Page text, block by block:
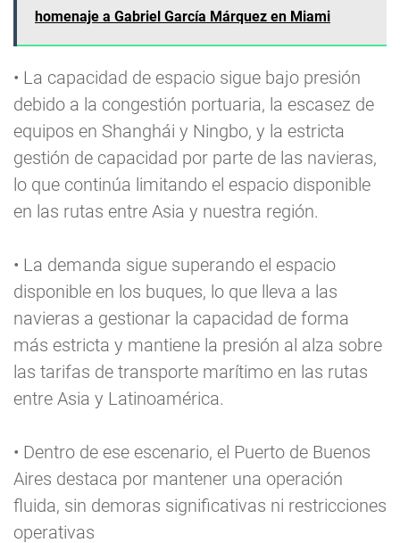
homenaje a Gabriel García Márquez en Miami
• La capacidad de espacio sigue bajo presión
debido a la congestión portuaria, la escasez de
equipos en Shanghái y Ningbo, y la estricta
gestión de capacidad por parte de las navieras,
lo que continúa limitando el espacio disponible
en las rutas entre Asia y nuestra región.
• La demanda sigue superando el espacio
disponible en los buques, lo que lleva a las
navieras a gestionar la capacidad de forma
más estricta y mantiene la presión al alza sobre
las tarifas de transporte marítimo en las rutas
entre Asia y Latinoamérica.
• Dentro de ese escenario, el Puerto de Buenos
Aires destaca por mantener una operación
fluida, sin demoras significativas ni restricciones
operativas